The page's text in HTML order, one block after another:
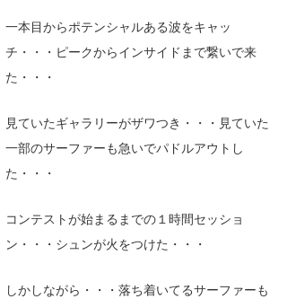
一本目からポテンシャルある波をキャッ
チ・・・ピークからインサイドまで繋いで来
た・・・
見ていたギャラリーがザワつき・・・見ていた
一部のサーファーも急いでパドルアウトし
た・・・
コンテストが始まるまでの１時間セッショ
ン・・・シュンが火をつけた・・・
しかしながら・・・落ち着いてるサーファーも